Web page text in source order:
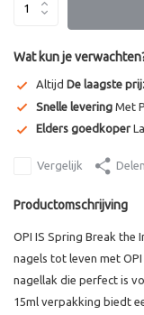
Wat kun je
Altijd De laagste
Snelle levering Met
Elders goedkoper
Vergelijk Delen
Productomschrijving
OPI IS Spring Break the
nagels tot leven met
nagellak die perfect is
15ml verpakking biedt